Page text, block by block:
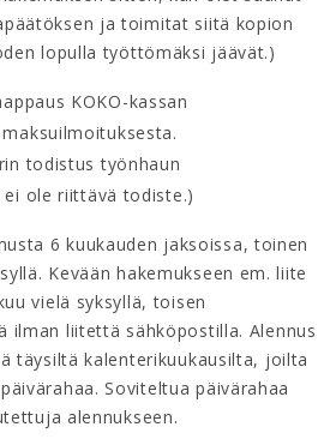
ja toimitat siitä kopion
lopulla työttömäksi jäävät.)
KOKO-kassan
todistus työnhaun
ole riittävä todiste.)
6 kuukauden jaksoissa, toinen
Kevään hakemukseen em. liite
vielä syksyllä, toisen
ilman liitettä sähköpostilla. Alennus
täysiltä kalenterikuukausilta, joilta
Soviteltua päivärahaa
alennukseen.